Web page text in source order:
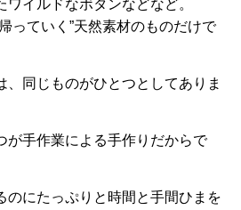
ワイルドなボタンなどなど。
っていく”天然素材のものだけで
、同じものがひとつとしてありま
が手作業による手作りだからで
のにたっぷりと時間と手間ひまを